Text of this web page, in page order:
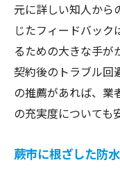
元に詳しい知人から
じたフィードバック
るための大きな手が
契約後のトラブル回
の推薦があれば、業
の充実度についても
蕨市に根ざした防